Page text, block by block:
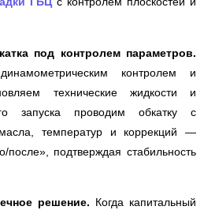
под контролем параметров.
контролем и
технические жидкости и
запуска проводим обкатку с
температур и коррекций —
после», подтверждая стабильность
решение. Когда капитальный